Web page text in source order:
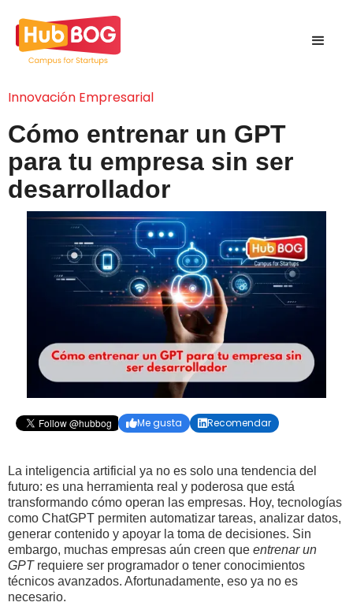
Innovación Empresarial
Cómo entrenar un GPT
para tu empresa sin ser
desarrollador
Me gusta Recomendar
La inteligencia artificial ya no es solo una tendencia del
futuro: es una herramienta real y poderosa que está
transformando cómo operan las empresas. Hoy, tecnologías
como ChatGPT permiten automatizar tareas, analizar datos,
generar contenido y apoyar la toma de decisiones. Sin
embargo, muchas empresas aún creen que entrenar un
GPTrequiere ser programador o tener conocimientos
técnicos avanzados. Afortunadamente, eso ya no es
necesario.